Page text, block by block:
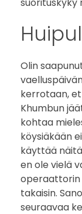
Olin
kerrotaan,
Khumbun
kohtaa
köysiäkään
käyttää
en ole vielä
operaattorin
takaisin.
seuraavaa